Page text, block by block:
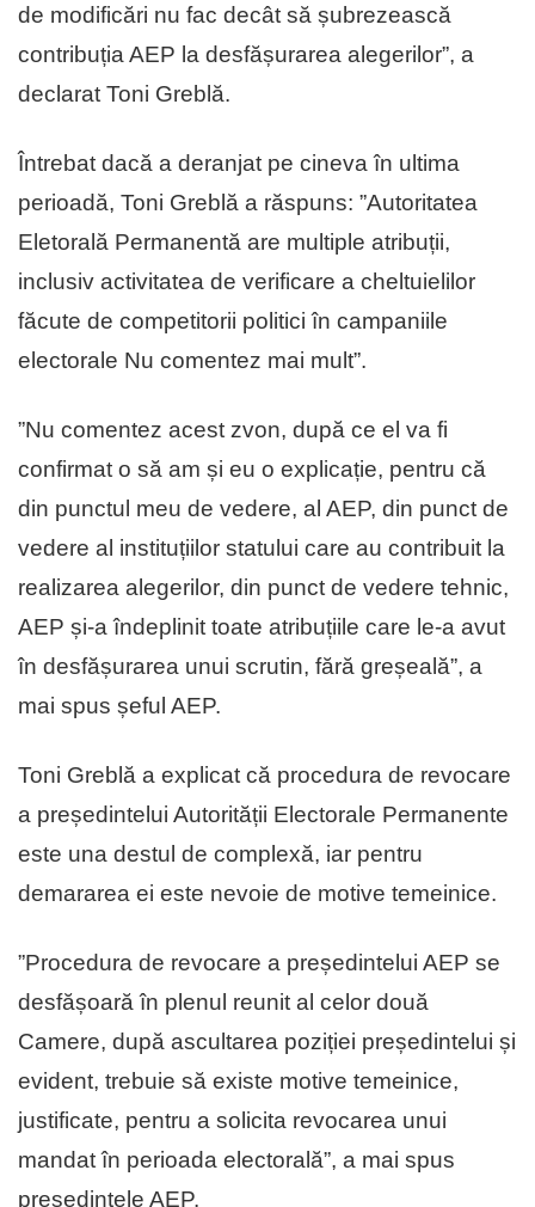
de modificări nu fac decât să șubrezească
contribuția AEP la desfășurarea alegerilor”, a
declarat Toni Greblă.
Întrebat dacă a deranjat pe cineva în ultima
perioadă, Toni Greblă a răspuns: ”Autoritatea
Eletorală Permanentă are multiple atribuții,
inclusiv activitatea de verificare a cheltuielilor
făcute de competitorii politici în campaniile
electorale Nu comentez mai mult”.
”Nu comentez acest zvon, după ce el va fi
confirmat o să am și eu o explicație, pentru că
din punctul meu de vedere, al AEP, din punct de
vedere al instituțiilor statului care au contribuit la
realizarea alegerilor, din punct de vedere tehnic,
AEP și-a îndeplinit toate atribuțiile care le-a avut
în desfășurarea unui scrutin, fără greșeală”, a
mai spus șeful AEP.
Toni Greblă a explicat că procedura de revocare
a președintelui Autorității Electorale Permanente
este una destul de complexă, iar pentru
demararea ei este nevoie de motive temeinice.
”Procedura de revocare a președintelui AEP se
desfășoară în plenul reunit al celor două
Camere, după ascultarea poziției președintelui și
evident, trebuie să existe motive temeinice,
justificate, pentru a solicita revocarea unui
mandat în perioada electorală”, a mai spus
președintele AEP.